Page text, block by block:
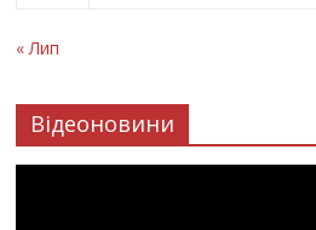
« Лип
Відеоновини